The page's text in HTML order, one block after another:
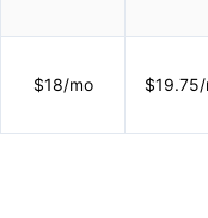
$18/mo